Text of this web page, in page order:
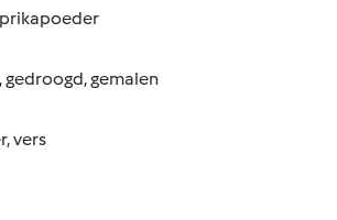
gedroogd, gemalen
vers